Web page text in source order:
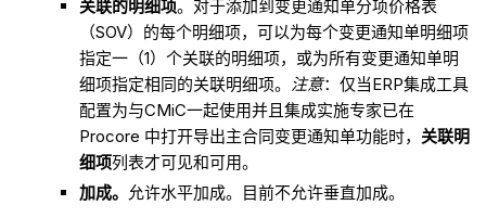
关联的明细项。对于添加到变更通知单分项价格表
（SOV）的每个明细项，可以为每个变更通知单明细项
指定一（1）个关联的明细项，或为所有变更通知单明
细项指定相同的关联明细项。 注意：仅当ERP集成工具
配置为与CMiC一起使用并且集成实施专家已在
Procore 中打开导出主合同变更通知单功能时， 关联明
细项列表才可见和可用。
加成。 允许水平加成。目前不允许垂直加成。